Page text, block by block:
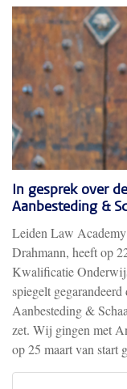
In gesprek over
Aanbesteding &
Leiden Law
Drahmann, heeft op
Kwalificatie
spiegelt
Aanbesteding &
zet. Wij gingen met
op 25 maart van start